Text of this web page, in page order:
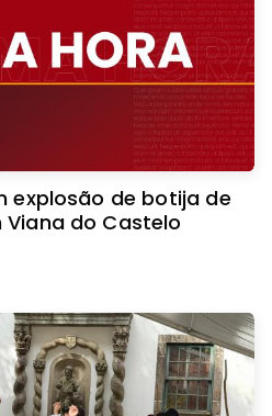
explosão de botija de
do Castelo